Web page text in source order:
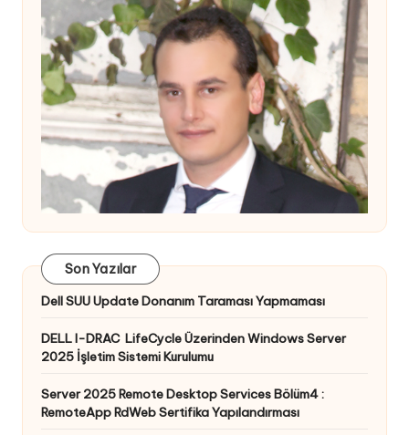
Son Yazılar
Dell SUU Update Donanım Taraması Yapmaması
DELL I-DRAC LifeCycle Üzerinden Windows Server
2025 İşletim Sistemi Kurulumu
Server 2025 Remote Desktop Services Bölüm4 :
RemoteApp RdWeb Sertifika Yapılandırması